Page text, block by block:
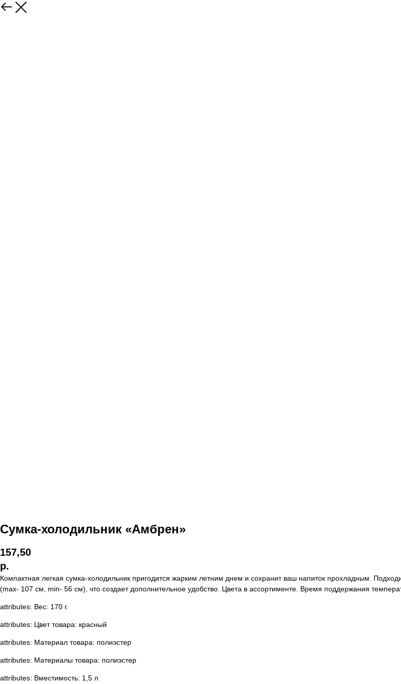
Сумка-холодильник «Амбрен»
157,50
р.
Компактная легкая сумка-холодильник пригодится жарким летним днем и сохранит ваш напиток прохладным.
(max- 107 см, min- 56 см), что создает дополнительное удобство. Цвета в ассортименте. Время поддержания
attributes: Вес: 170 г.
attributes: Цвет товара: красный
attributes: Материал товара: полиэстер
attributes: Материалы товара: полиэстер
attributes: Вместимость: 1,5 л